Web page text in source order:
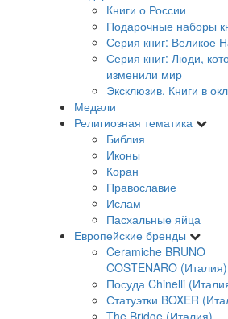
Книги о России
Подарочные наборы
Серия книг: Великое
Серия книг: Люди,
изменили мир
Эксклюзив. Книги в
Медали
Религиозная тематика
Библия
Иконы
Коран
Православие
Ислам
Пасхальные яйца
Европейские бренды
Ceramiche BRUNO
COSTENARO (Италия)
Посуда Chinelli
Статуэтки BOXER
The Bridge (Италия)